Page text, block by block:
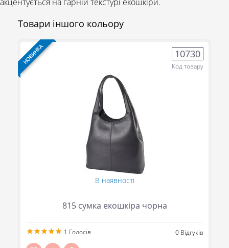
Повідомити
(095) 706-69-33 (Viber, Telegram)
(093) 107-55-85
Передзвоніть мені
Товари іншого кольору
НОВИНКА 10730
Код товару
В наявності
815 сумка екошкіра чорна
1 Голосів 0 Відгуків